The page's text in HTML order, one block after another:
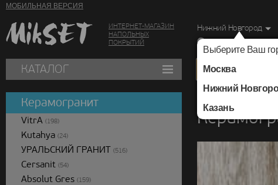
МОБИЛЬНАЯ ВЕРСИЯ
ИНТЕРНЕТ-МАГАЗИН
НАПОЛЬНЫХ
ПОКРЫТИЙ
Нижний Новгород
Выберите Ваш
Москва
Нижний
Казань
г. Нижний
КАТАЛОГ
Керамогранит
VitrA (198)
Kutahya (24)
УРАЛЬСКИЙ ГРАНИТ (516)
Cersanit (54)
Absolut Gres (159)